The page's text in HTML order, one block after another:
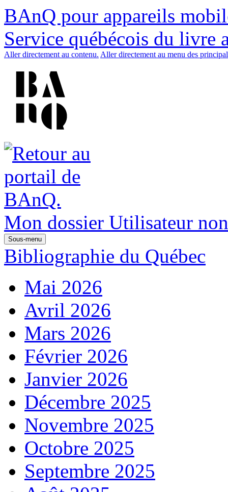
BAnQ pour appareils
Service québécois du livre
Aller directement au contenu. Aller directement au menu des
Mon dossier Utilisateur
Sous-menu
Bibliographie du Québec
Mai 2026
Avril 2026
Mars 2026
Février 2026
Janvier 2026
Décembre 2025
Novembre 2025
Octobre 2025
Septembre 2025